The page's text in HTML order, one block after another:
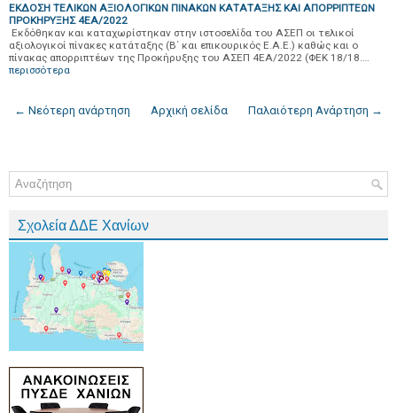
ΕΚΔΟΣΗ ΤΕΛΙΚΩΝ ΑΞΙΟΛΟΓΙΚΩΝ ΠΙΝΑΚΩΝ ΚΑΤΑΤΑΞΗΣ ΚΑΙ ΑΠΟΡΡΙΠΤΕΩΝ
ΠΡΟΚΗΡΥΞΗΣ 4ΕΑ/2022
Εκδόθηκαν και καταχωρίστηκαν στην ιστοσελίδα του ΑΣΕΠ οι τελικοί
αξιολογικοί πίνακες κατάταξης (Β΄ και επικουρικός Ε.Α.Ε.) καθώς και ο
πίνακας απορριπτέων της Προκήρυξης του ΑΣΕΠ 4ΕΑ/2022 (ΦΕΚ 18/18.…
περισσότερα
← Νεότερη ανάρτηση Παλαιότερη Ανάρτηση →
Αρχική σελίδα
Σχολεία ΔΔΕ Χανίων